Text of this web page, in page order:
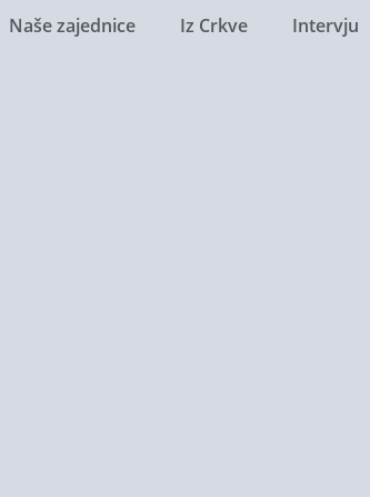
Naše zajednice Iz Crkve Intervju